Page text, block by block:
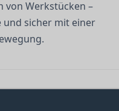
von Werkstücken –
und sicher mit einer